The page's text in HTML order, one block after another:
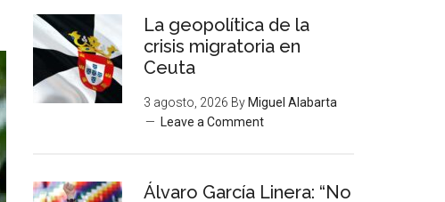
La geopolítica de la
crisis migratoria en
Ceuta
3 agosto, 2026 By Miguel Alabarta
Leave a Comment
Álvaro García Linera: “No